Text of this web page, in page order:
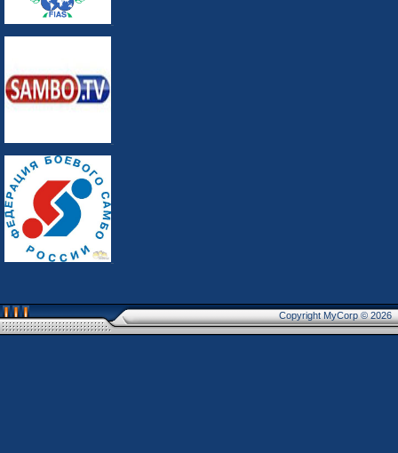
Copyright MyCorp © 2026